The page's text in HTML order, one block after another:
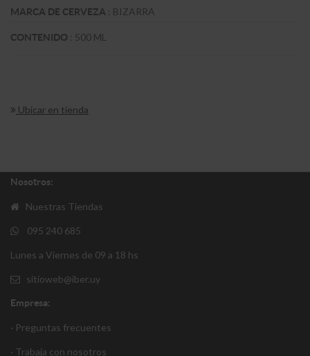
MARCA DE CERVEZA : BIZARRA
CONTENIDO : 500 ML
Ubicar en tienda
Nosotros:
Nuestras Tiendas
095 240 685
Lunes a Viernes de 09 a 18 hs
sitioweb@iber.uy
Empresa:
· Preguntas frecuentes
· Trabaja con nosotros